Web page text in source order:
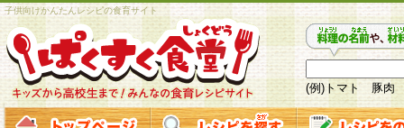
子供向けかんたんレシピの食育サイト
(例)トマト 豚肉